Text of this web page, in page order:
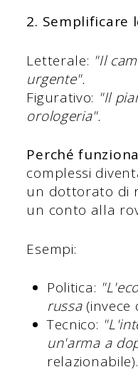
2. Semplificare
Letterale: "Il
urgente".
Figurativo: "Il
orologeria".
Perché funziona
complessi
un dottorato di
un conto alla
Esempi:
Politica:
russa(invece
Tecnico:
un'arma a
relazionabile).